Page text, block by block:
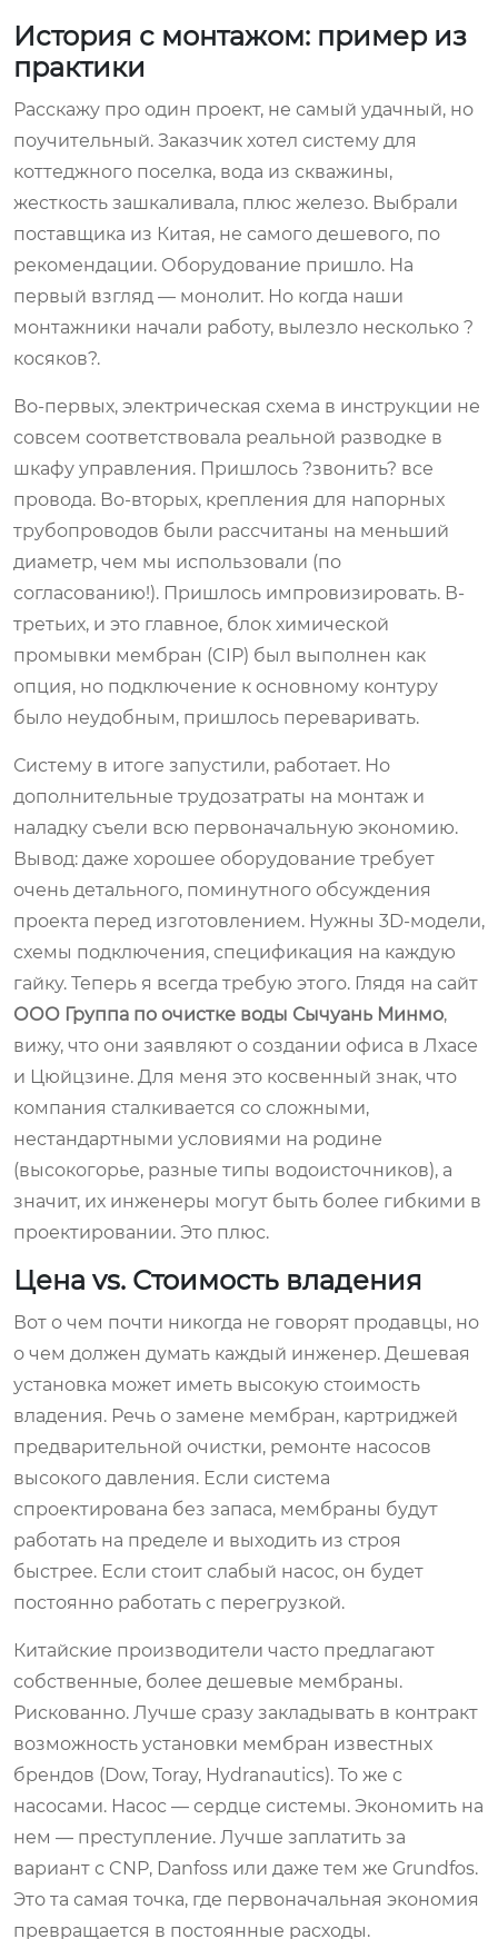
История с монтажом: пример из
практики
Расскажу про один проект, не самый удачный, но
поучительный. Заказчик хотел систему для
коттеджного поселка, вода из скважины,
жесткость зашкаливала, плюс железо. Выбрали
поставщика из Китая, не самого дешевого, по
рекомендации. Оборудование пришло. На
первый взгляд — монолит. Но когда наши
монтажники начали работу, вылезло несколько ?
косяков?.
Во-первых, электрическая схема в инструкции не
совсем соответствовала реальной разводке в
шкафу управления. Пришлось ?звонить? все
провода. Во-вторых, крепления для напорных
трубопроводов были рассчитаны на меньший
диаметр, чем мы использовали (по
согласованию!). Пришлось импровизировать. В-
третьих, и это главное, блок химической
промывки мембран (CIP) был выполнен как
опция, но подключение к основному контуру
было неудобным, пришлось переваривать.
Систему в итоге запустили, работает. Но
дополнительные трудозатраты на монтаж и
наладку съели всю первоначальную экономию.
Вывод: даже хорошее оборудование требует
очень детального, поминутного обсуждения
проекта перед изготовлением. Нужны 3D-модели,
схемы подключения, спецификация на каждую
гайку. Теперь я всегда требую этого. Глядя на сайт
ООО Группа по очистке воды Сычуань Минмо,
вижу, что они заявляют о создании офиса в Лхасе
и Цюйцзине. Для меня это косвенный знак, что
компания сталкивается со сложными,
нестандартными условиями на родине
(высокогорье, разные типы водоисточников), а
значит, их инженеры могут быть более гибкими в
проектировании. Это плюс.
Цена vs. Стоимость владения
Вот о чем почти никогда не говорят продавцы, но
о чем должен думать каждый инженер. Дешевая
установка может иметь высокую стоимость
владения. Речь о замене мембран, картриджей
предварительной очистки, ремонте насосов
высокого давления. Если система
спроектирована без запаса, мембраны будут
работать на пределе и выходить из строя
быстрее. Если стоит слабый насос, он будет
постоянно работать с перегрузкой.
Китайские производители часто предлагают
собственные, более дешевые мембраны.
Рискованно. Лучше сразу закладывать в контракт
возможность установки мембран известных
брендов (Dow, Toray, Hydranautics). То же с
насосами. Насос — сердце системы. Экономить на
нем — преступление. Лучше заплатить за
вариант с CNP, Danfoss или даже тем же Grundfos.
Это та самая точка, где первоначальная экономия
превращается в постоянные расходы.